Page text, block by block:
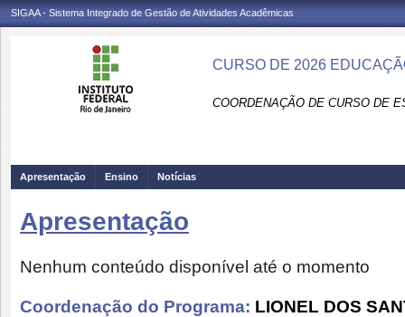
SIGAA - Sistema Integrado de Gestão de Atividades Acadêmicas
CURSO DE 2026
COORDENAÇÃO DE CURSO DE
Apresentação Ensino Notícias
Apresentação
Nenhum conteúdo disponível até o momento
Coordenação do Programa: LIONEL DOS